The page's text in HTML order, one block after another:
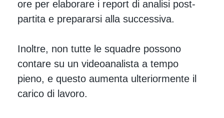
ore per elaborare i report di analisi post-
partita e prepararsi alla successiva.
Inoltre, non tutte le squadre possono
contare su un videoanalista a tempo
pieno, e questo aumenta ulteriormente il
carico di lavoro.